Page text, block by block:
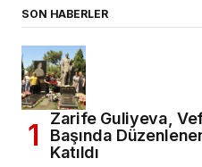
SON HABERLER
Zarife Guliyeva,
Başında
Katıldı